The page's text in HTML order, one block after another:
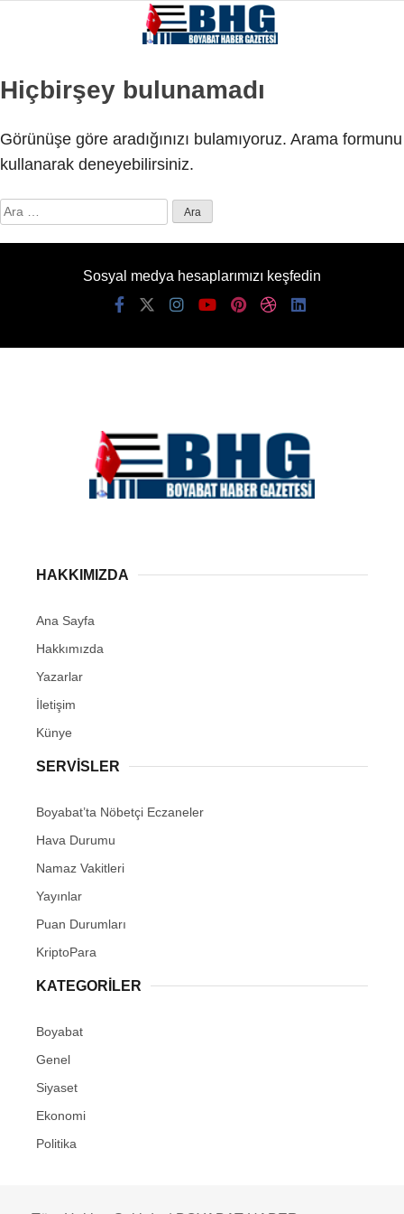
Hiçbirşey bulunamadı
Görünüşe göre aradığınızı bulamıyoruz. Arama formunu
kullanarak deneyebilirsiniz.
Arama:
Sosyal medya hesaplarımızı keşfedin
HAKKIMIZDA
Ana Sayfa
Hakkımızda
Yazarlar
İletişim
Künye
SERVISLER
Boyabat’ta Nöbetçi Eczaneler
Hava Durumu
Namaz Vakitleri
Yayınlar
Puan Durumları
KriptoPara
KATEGORILER
Boyabat
Genel
Siyaset
Ekonomi
Politika